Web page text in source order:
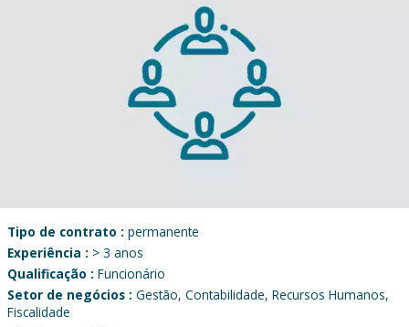
Tipo de contrato : permanente
Experiência : > 3 anos
Qualificação : Funcionário
Setor de negócios : Gestão, Contabilidade, Recursos Humanos,
Fiscalidade